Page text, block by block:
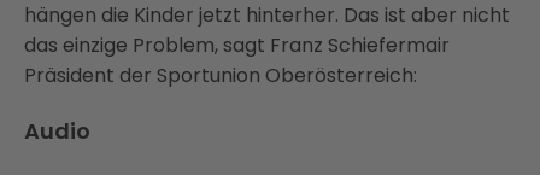
hängen die Kinder jetzt hinterher. Das ist aber nicht
das einzige Problem, sagt Franz Schiefermair
Präsident der Sportunion Oberösterreich:
Audio